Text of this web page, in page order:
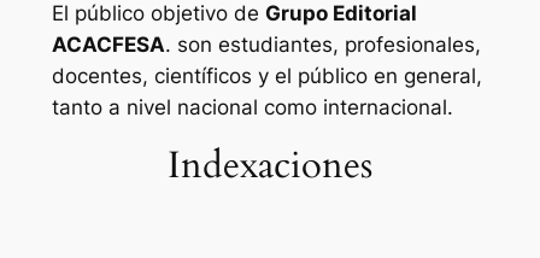
El público objetivo de Grupo Editorial
ACACFESA. son estudiantes, profesionales,
docentes, científicos y el público en general,
tanto a nivel nacional como internacional.
Indexaciones